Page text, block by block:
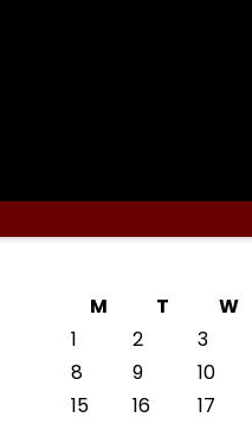
M
T W
1
2 3
8
9 10
15
16 17